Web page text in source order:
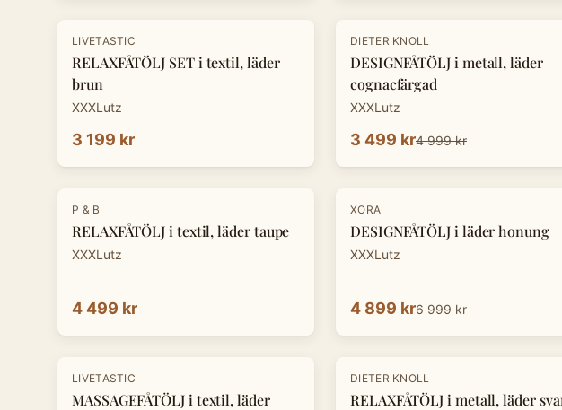
LIVETASTIC
RELAXFÅTÖLJ SET i textil, läder
brun
XXXLutz
3 199 kr
-30%
DIETER KNOLL
DESIGNFÅTÖLJ i metall, läder
cognacfärgad
XXXLutz
3 499 kr4 999 kr
P & B
RELAXFÅTÖLJ i textil, läder taupe
XXXLutz
4 499 kr
-30%
XORA
DESIGNFÅTÖLJ i läder honung
XXXLutz
4 899 kr6 999 kr
LIVETASTIC
MASSAGEFÅTÖLJ i textil, läder
-30%
DIETER KNOLL
RELAXFÅTÖLJ i metall, läder